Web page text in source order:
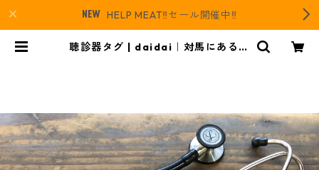
HELP MEAT‼️セール開催中‼️
聴診器タグ | daidai｜対馬にあるジ